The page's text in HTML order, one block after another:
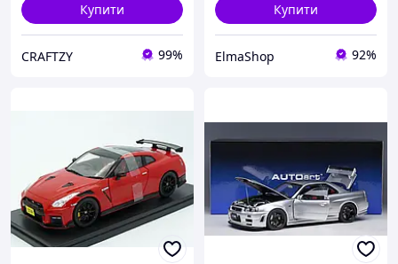
Купити
CRAFTZY 99%
Купити
ElmaShop 92%